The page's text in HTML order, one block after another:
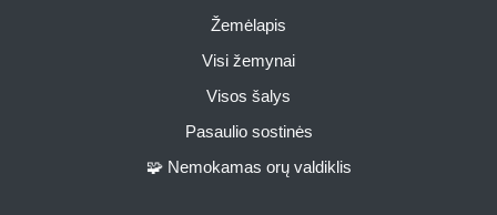
Žemėlapis
Visi žemynai
Visos šalys
Pasaulio sostinės
🧩 Nemokamas orų valdiklis